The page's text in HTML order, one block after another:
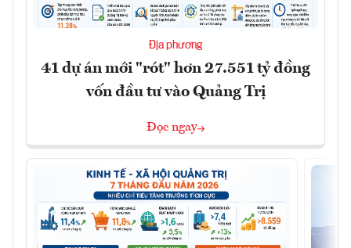
Địa phương
41 dự án mới "rót" hơn 27.551 tỷ đồng
vốn đầu tư vào Quảng Trị
Đọc ngay